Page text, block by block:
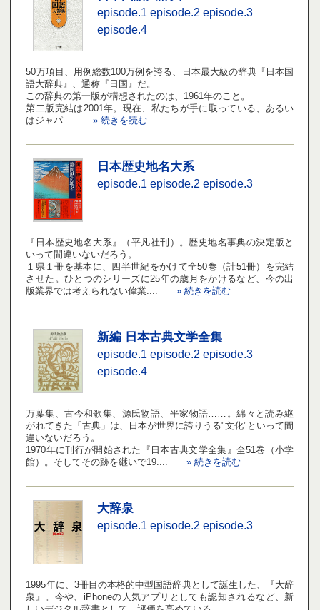
episode.1 episode.2 episode.3
episode.4
50万項目、用例総数100万例を誇る、日本最大級の辞典『日本国
語大辞典』、通称『日国』だ。
この辞典の第一版が構想されたのは、1961年のこと。
第二版完結は2001年。現在、私たちが手に取っている、あるい
はジャパ....» 続きを読む
日本歴史地名大系
episode.1 episode.2 episode.3
『日本歴史地名大系』（平凡社刊）。歴史地名事典の決定版と
いって間違いないだろう。
１県１冊を基本に、四半世紀をかけて全50巻（計51冊）を完結
させた。ひとつのシリーズに25年の歳月をかけるなど、今の出
版業界では考えられない偉業....» 続きを読む
新編 日本古典文学全集
episode.1 episode.2 episode.3
episode.4
万葉集、古今和歌集、源氏物語、平家物語……。綿々と読み継
がれてきた「古典」は、日本が世界に誇りうる"文化"といって間
違いないだろう。
1970年に刊行が開始された『日本古典文学全集』全51巻（小学
館）。そしてその跡を継いで19....» 続きを読む
大辞泉
episode.1 episode.2 episode.3
1995年に、3冊目の本格的中型国語辞典として誕生した、『大辞
泉』。今や、iPhoneの人気アプリとしても認知されるなど、新